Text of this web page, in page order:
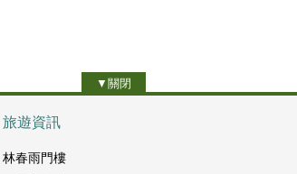
▼關閉
旅遊資訊
林春雨門樓